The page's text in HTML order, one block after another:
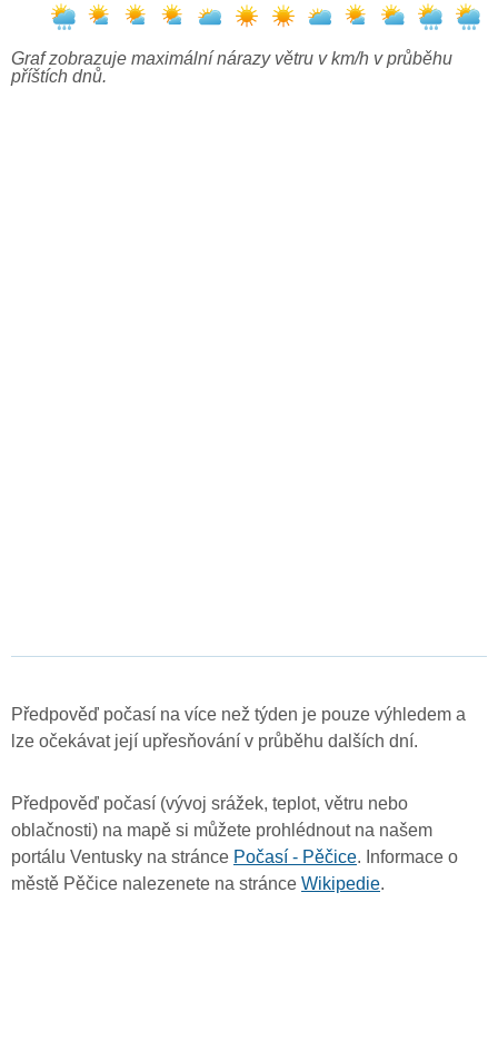
Graf zobrazuje maximální nárazy větru v km/h v průběhu
příštích dnů.
Předpověď počasí na více než týden je pouze výhledem a
lze očekávat její upřesňování v průběhu dalších dní.
Předpověď počasí (vývoj srážek, teplot, větru nebo
oblačnosti) na mapě si můžete prohlédnout na našem
portálu Ventusky na stránce Počasí - Pěčice. Informace o
městě Pěčice nalezenete na stránce Wikipedie.